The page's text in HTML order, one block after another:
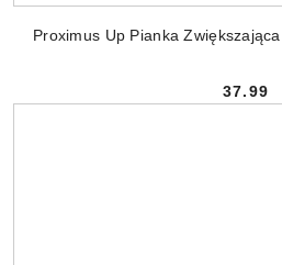
Proximus Up Pianka
37.99